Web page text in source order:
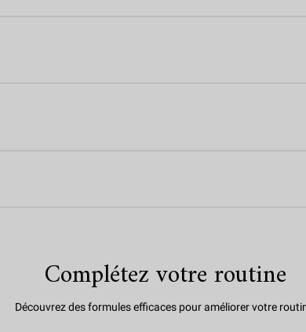
Complétez votre routine
Découvrez des formules efficaces pour améliorer votre